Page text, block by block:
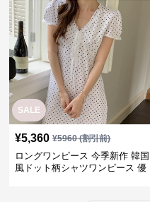
SALE
¥5,360 ¥5960(割引前)
ロングワンピース 今季新作 韓国
風ドット柄シャツワンピース 優